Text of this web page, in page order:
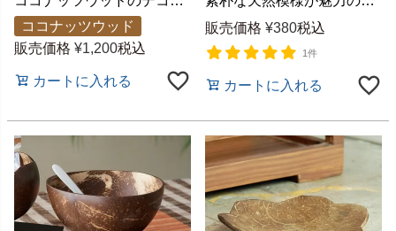
ココナッツウッド
販売価格 ¥1,200税込
カートに入れる
販売価格 ¥380税込
1件
カートに入れる